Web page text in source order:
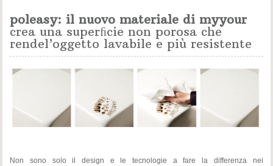
poleasy: il nuovo materiale di myyour
crea una superﬁcie non porosa che
rendel’oggetto lavabile e più resistente
Non sono solo il design e le tecnologie a fare la differenza nei